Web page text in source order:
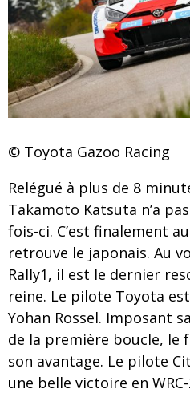
© Toyota Gazoo Racing
Relégué à plus de 8
Takamoto Katsuta n’a
fois-ci. C’est finalement
retrouve le japonais. Au
Rally1, il est le dernier
reine. Le pilote Toyota
Yohan Rossel. Imposant
de la première boucle, le
son avantage. Le pilote
une belle victoire en